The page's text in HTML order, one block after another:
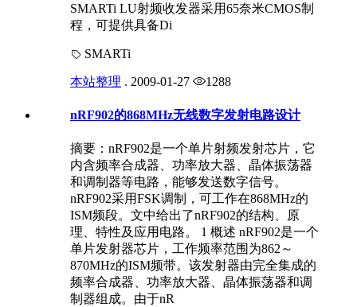
SMARTi LU射频收发器采用65奈米CMOS制
程，可提供具备Di
SMARTi
本站整理 . 2009-01-27 1288
nRF902的868MHz无线数字发射电路设计
摘要：nRF902是一个单片射频发射芯片，它
内含频率合成器、功率放大器、晶体振荡器
和调制器等电路，能够发送数字信号。
nRF902采用FSK调制，可工作在868MHz的
ISM频段。文中给出了nRF902的结构、原
理、特性及应用电路。 1 概述 nRF902是一个
单片发射器芯片，工作频率范围为862～
870MHz的ISM频带。该发射器由完全集成的
频率合成器、功率放大器、晶体振荡器和调
制器组成。由于nR